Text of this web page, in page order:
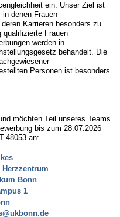
ein. Unser Ziel ist
denen Frauen
Karrieren besonders zu
qualifizierte Frauen
werden in
behandelt. Die
Personen ist besonders
möchten Teil unseres Teams
bis zum 28.07.2026
48053 an:
Bonn
1